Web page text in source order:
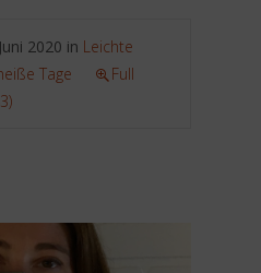
2020 in Leichte
Tage
Full